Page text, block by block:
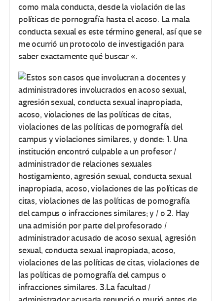
como mala conducta, desde la violación de las
políticas de pornografía hasta el acoso. La mala
conducta sexual es este término general, así que se
me ocurrió un protocolo de investigación para
saber exactamente qué buscar «.